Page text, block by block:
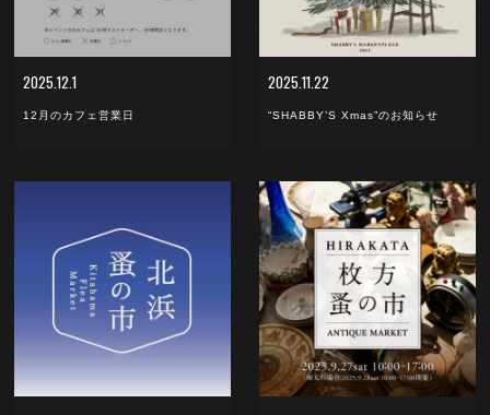
2025.12.1
12月のカフェ営業日
2025.11.22
“SHABBY’S Xmas”のお知らせ